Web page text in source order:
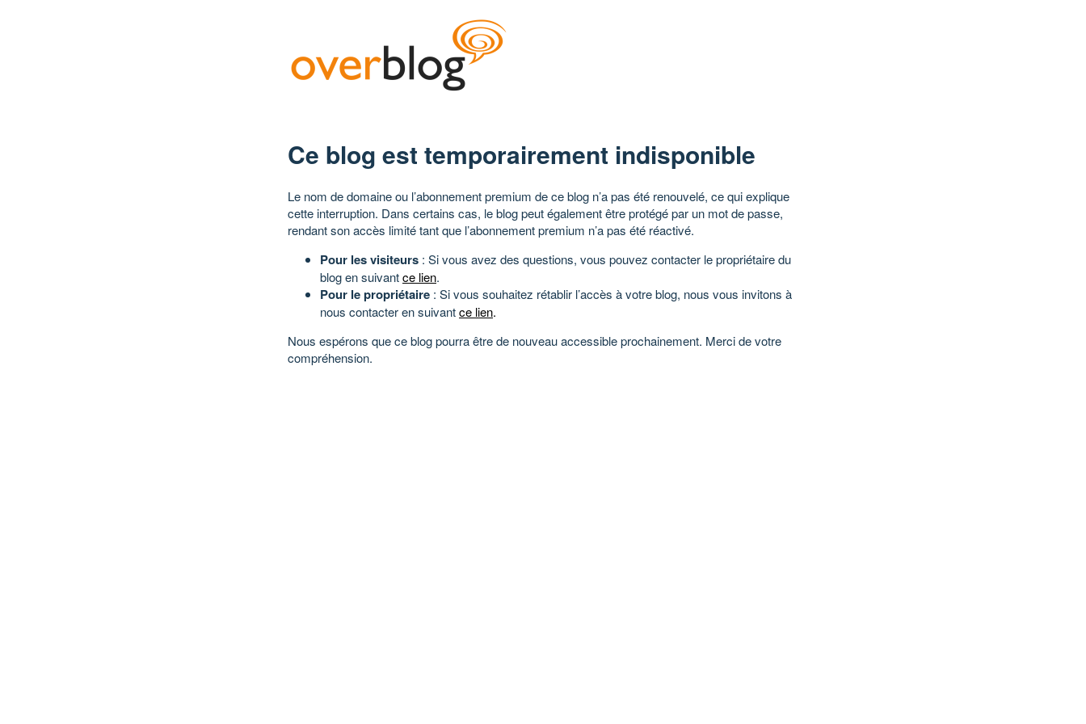
Ce blog est temporairement indisponible
Le nom de domaine ou l’abonnement premium de ce blog n’a pas été renouvelé, ce qui explique
cette interruption. Dans certains cas, le blog peut également être protégé par un mot de passe,
rendant son accès limité tant que l’abonnement premium n’a pas été réactivé.
Pour les visiteurs : Si vous avez des questions, vous pouvez contacter le propriétaire du
blog en suivantce lien.
Pour le propriétaire : Si vous souhaitez rétablir l’accès à votre blog, nous vous invitons à
nous contacter en suivantce lien.
Nous espérons que ce blog pourra être de nouveau accessible prochainement. Merci de votre
compréhension.